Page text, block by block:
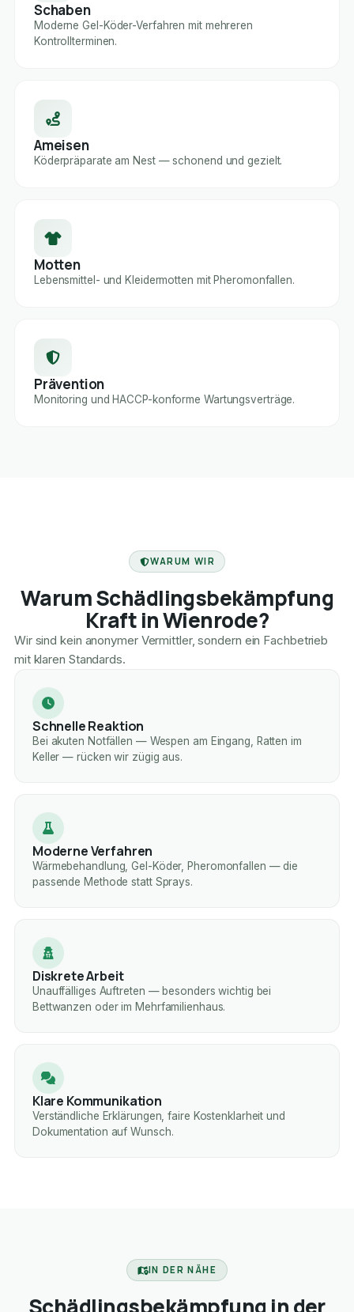
Schaben
Moderne Gel-Köder-Verfahren mit mehreren
Kontrollterminen.
Ameisen
Köderpräparate am Nest — schonend und gezielt.
Motten
Lebensmittel- und Kleidermotten mit Pheromonfallen.
Prävention
Monitoring und HACCP-konforme Wartungsverträge.
WARUM WIR
Warum Schädlingsbekämpfung
Kraft in Wienrode?
Wir sind kein anonymer Vermittler, sondern ein Fachbetrieb
mit klaren Standards.
Schnelle Reaktion
Bei akuten Notfällen — Wespen am Eingang, Ratten im
Keller — rücken wir zügig aus.
Moderne Verfahren
Wärmebehandlung, Gel-Köder, Pheromonfallen — die
passende Methode statt Sprays.
Diskrete Arbeit
Unauffälliges Auftreten — besonders wichtig bei
Bettwanzen oder im Mehrfamilienhaus.
Klare Kommunikation
Verständliche Erklärungen, faire Kostenklarheit und
Dokumentation auf Wunsch.
IN DER NÄHE